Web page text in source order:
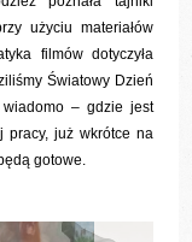
użyciu materiałów
filmów dotyczyła
Światowy Dzień
wiadomo – gdzie jest
pracy, już wkrótce na
gotowe.